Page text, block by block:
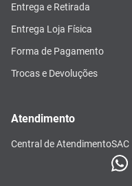
Entrega e Retirada
Entrega Loja Física
Forma de Pagamento
Trocas e Devoluções
Atendimento
Central de AtendimentoSAC